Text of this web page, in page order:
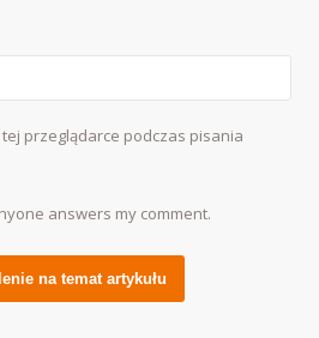
przeglądarce podczas pisania
answers my comment.